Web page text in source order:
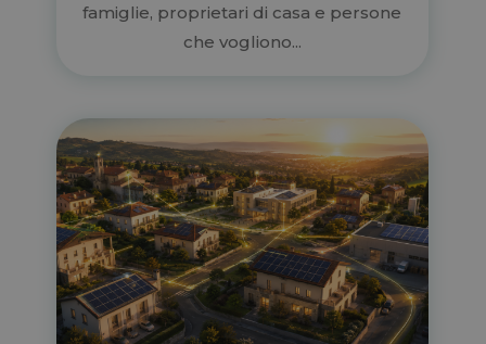
famiglie, proprietari di casa e persone
che vogliono...